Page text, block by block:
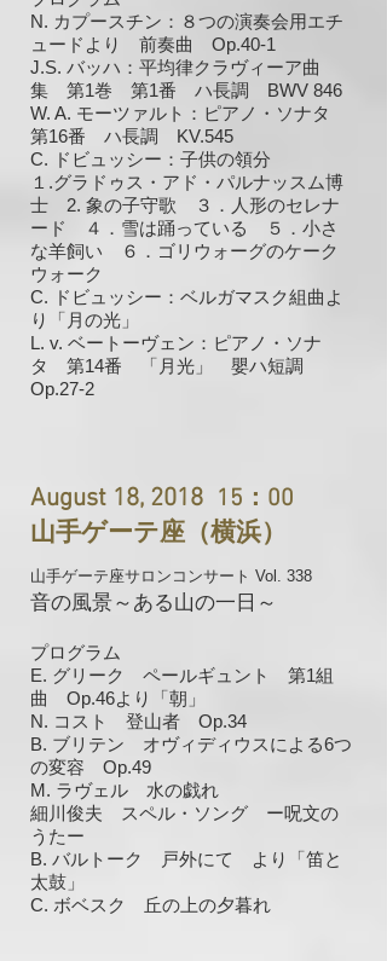
N. カプースチン：８つの演奏会用エチ
ュードより 前奏曲 Op.40-1
J.S. バッハ：平均律クラヴィーア曲
集 第1巻 第1番 ハ長調 BWV 846
W. A. モーツァルト：ピアノ・ソナタ
第16番 ハ長調 KV.545
C. ドビュッシー：子供の領分
１.グラドゥス・アド・パルナッスム博
士 2. 象の子守歌 ３．人形のセレナ
ード ４．雪は踊っている ５．小さ
な羊飼い ６．ゴリウォーグのケーク
ウォーク
C. ドビュッシー：ベルガマスク組曲よ
り「月の光」
L. v. ベートーヴェン：ピアノ・ソナ
タ 第14番 「月光」 嬰ハ短調
Op.27-2
August 18, 2018 15：00
山手ゲーテ座（横浜）
山手ゲーテ座サロンコンサート Vol. 338
音の風景～ある山の一日～
プログラム
E. グリーク ペールギュント 第1組
曲 Op.46より「朝」
N. コスト 登山者 Op.34
B. ブリテン オヴィディウスによる6つ
の変容 Op.49
M. ラヴェル 水の戯れ
細川俊夫 スペル・ソング ー呪文の
うたー
B. バルトーク 戸外にて より「笛と
太鼓」
C. ボベスク 丘の上の夕暮れ